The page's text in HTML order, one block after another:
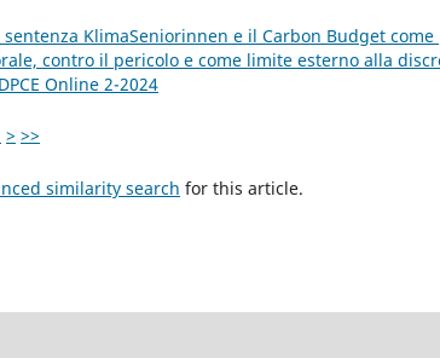
sentenza KlimaSeniorinnen e il Carbon Budget
contro il pericolo e come limite esterno alla
Online 2-2024
> >>
similarity search for this article.